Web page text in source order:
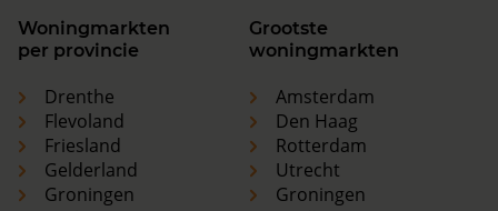
Woningmarkten
per provincie
Drenthe
Flevoland
Friesland
Gelderland
Groningen
Grootste
woningmarkten
Amsterdam
Den Haag
Rotterdam
Utrecht
Groningen